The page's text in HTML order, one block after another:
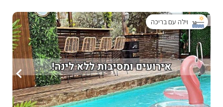
וילה עם בריכה